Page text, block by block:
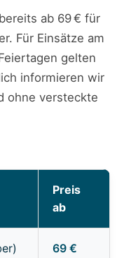
ab 69 € für
Für Einsätze am
gelten
informieren wir
ohne versteckte
Preis
ab
69 €